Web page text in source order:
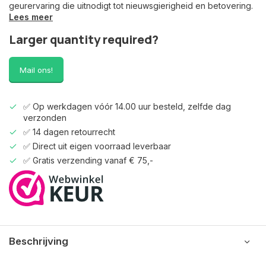
geurervaring die uitnodigt tot nieuwsgierigheid en betovering.
Lees meer
Larger quantity required?
Mail ons!
✅ Op werkdagen vóór 14.00 uur besteld, zelfde dag
verzonden
✅ 14 dagen retourrecht
✅ Direct uit eigen voorraad leverbaar
✅ Gratis verzending vanaf € 75,-
Beschrijving